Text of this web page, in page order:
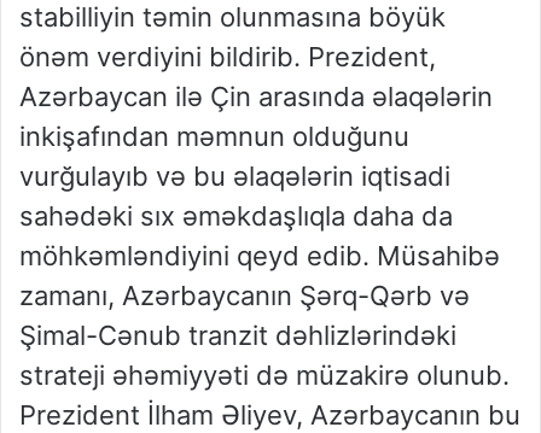
stabilliyin təmin olunmasına böyük
önəm verdiyini bildirib. Prezident,
Azərbaycan ilə Çin arasında əlaqələrin
inkişafından məmnun olduğunu
vurğulayıb və bu əlaqələrin iqtisadi
sahədəki sıx əməkdaşlıqla daha da
möhkəmləndiyini qeyd edib. Müsahibə
zamanı, Azərbaycanın Şərq-Qərb və
Şimal-Cənub tranzit dəhlizlərindəki
strateji əhəmiyyəti də müzakirə olunub.
Prezident İlham Əliyev, Azərbaycanın bu